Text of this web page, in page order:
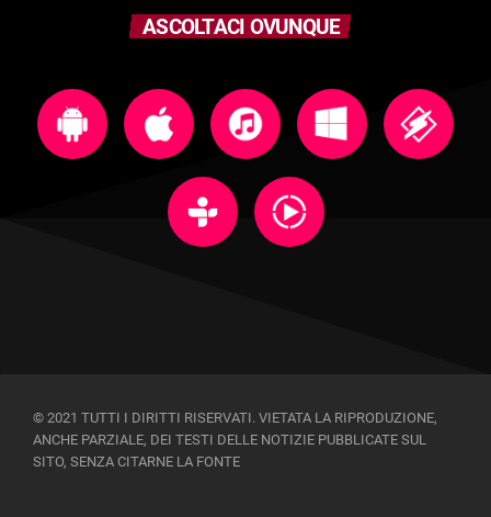
ASCOLTACI OVUNQUE
© 2021 TUTTI I DIRITTI RISERVATI. VIETATA LA RIPRODUZIONE,
ANCHE PARZIALE, DEI TESTI DELLE NOTIZIE PUBBLICATE SUL
SITO, SENZA CITARNE LA FONTE